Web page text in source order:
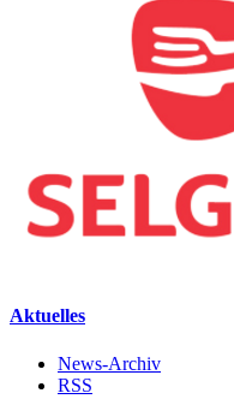
Aktuelles
News-Archiv
RSS